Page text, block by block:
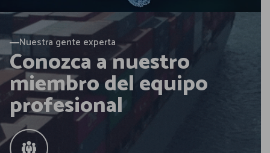
Nuestra gente experta
Conozca a nuestro
miembro del equipo
profesional